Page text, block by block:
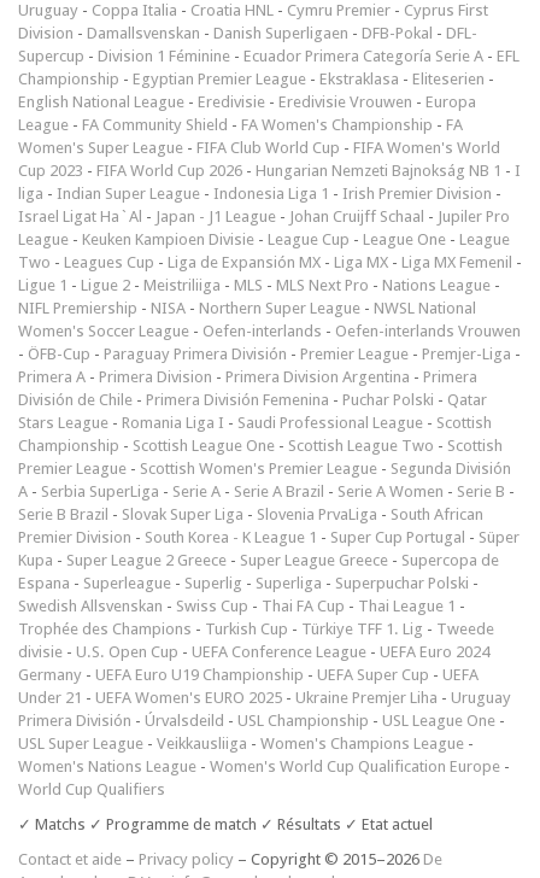
Uruguay - Coppa Italia - Croatia HNL - Cymru Premier - Cyprus First
Division - Damallsvenskan - Danish Superligaen - DFB-Pokal - DFL-
Supercup - Division 1 Féminine - Ecuador Primera Categoría Serie A - EFL
Championship - Egyptian Premier League - Ekstraklasa - Eliteserien -
English National League - Eredivisie - Eredivisie Vrouwen - Europa
League - FA Community Shield - FA Women's Championship - FA
Women's Super League - FIFA Club World Cup - FIFA Women's World
Cup 2023 - FIFA World Cup 2026 - Hungarian Nemzeti Bajnokság NB 1 - I
liga - Indian Super League - Indonesia Liga 1 - Irish Premier Division -
Israel Ligat Ha`Al - Japan - J1 League - Johan Cruijff Schaal - Jupiler Pro
League - Keuken Kampioen Divisie - League Cup - League One - League
Two - Leagues Cup - Liga de Expansión MX - Liga MX - Liga MX Femenil -
Ligue 1 - Ligue 2 - Meistriliiga - MLS - MLS Next Pro - Nations League -
NIFL Premiership - NISA - Northern Super League - NWSL National
Women's Soccer League - Oefen-interlands - Oefen-interlands Vrouwen
- ÖFB-Cup - Paraguay Primera División - Premier League - Premjer-Liga -
Primera A - Primera Division - Primera Division Argentina - Primera
División de Chile - Primera División Femenina - Puchar Polski - Qatar
Stars League - Romania Liga I - Saudi Professional League - Scottish
Championship - Scottish League One - Scottish League Two - Scottish
Premier League - Scottish Women's Premier League - Segunda División
A - Serbia SuperLiga - Serie A - Serie A Brazil - Serie A Women - Serie B -
Serie B Brazil - Slovak Super Liga - Slovenia PrvaLiga - South African
Premier Division - South Korea - K League 1 - Super Cup Portugal - Süper
Kupa - Super League 2 Greece - Super League Greece - Supercopa de
Espana - Superleague - Superlig - Superliga - Superpuchar Polski -
Swedish Allsvenskan - Swiss Cup - Thai FA Cup - Thai League 1 -
Trophée des Champions - Turkish Cup - Türkiye TFF 1. Lig - Tweede
divisie - U.S. Open Cup - UEFA Conference League - UEFA Euro 2024
Germany - UEFA Euro U19 Championship - UEFA Super Cup - UEFA
Under 21 - UEFA Women's EURO 2025 - Ukraine Premjer Liha - Uruguay
Primera División - Úrvalsdeild - USL Championship - USL League One -
USL Super League - Veikkausliiga - Women's Champions League -
Women's Nations League - Women's World Cup Qualification Europe -
World Cup Qualifiers
✓ Matchs ✓ Programme de match ✓ Résultats ✓ Etat actuel
Contact et aide – Privacy policy – Copyright © 2015–2026 De